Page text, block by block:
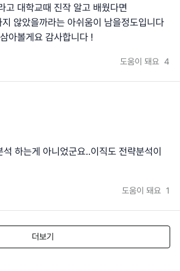
고 대학교때 진작 알고 배웠다면
않았을까라는 아쉬움이 남을정도입니다
아볼게요 감사합니다 !
도움이 돼요 4
하는게 아니었군요..이직도 전략분석이
도움이 돼요 1
더보기